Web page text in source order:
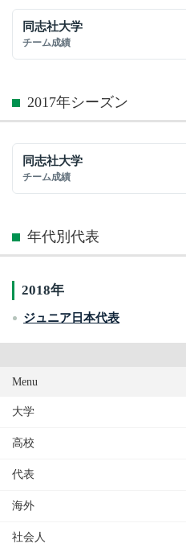
同志社大学
チーム成績
2017年シーズン
同志社大学
チーム成績
年代別代表
2018年
ジュニア日本代表
Menu
大学
高校
代表
海外
社会人